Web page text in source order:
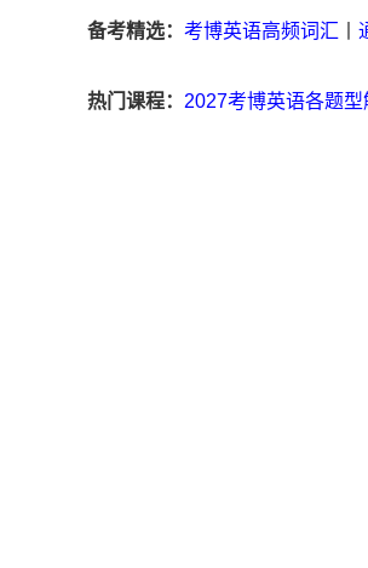
备考精选： 考博英语高频词汇
热门课程： 2027考博英语各题型